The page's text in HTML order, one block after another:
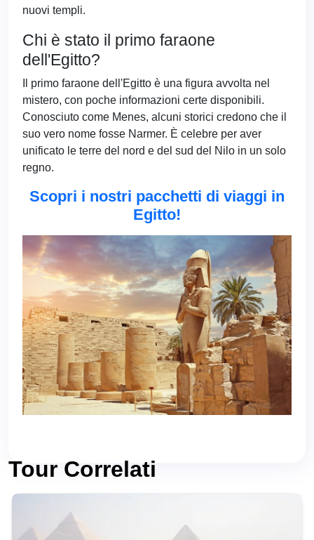
nuovi templi.
Chi è stato il primo faraone
dell'Egitto?
Il primo faraone dell'Egitto è una figura avvolta nel
mistero, con poche informazioni certe disponibili.
Conosciuto come Menes, alcuni storici credono che il
suo vero nome fosse Narmer. È celebre per aver
unificato le terre del nord e del sud del Nilo in un solo
regno.
Scopri i nostri pacchetti di viaggi in
Egitto!
Tour Correlati